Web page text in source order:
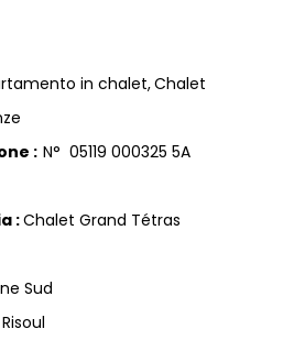
in chalet Chalet
: N° 05119 000325 5A
:Chalet Grand Tétras
Sud